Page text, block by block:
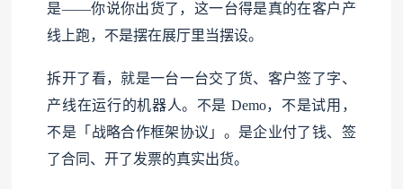
是——你说你出货了，这一台得是真的在客户产
线上跑，不是摆在展厅里当摆设。
拆开了看，就是一台一台交了货、客户签了字、
产线在运行的机器人。不是 Demo，不是试用，
不是「战略合作框架协议」。是企业付了钱、签
了合同、开了发票的真实出货。